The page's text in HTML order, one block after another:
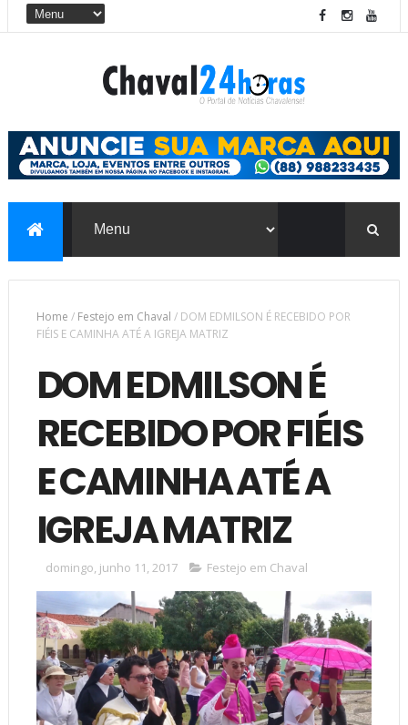
Home / Festejo em Chaval / DOM EDMILSON É RECEBIDO POR
FIÉIS E CAMINHA ATÉ A IGREJA MATRIZ
DOM EDMILSON É
RECEBIDO POR FIÉIS
E CAMINHA ATÉ A
IGREJA MATRIZ
domingo, junho 11, 2017 Festejo em Chaval